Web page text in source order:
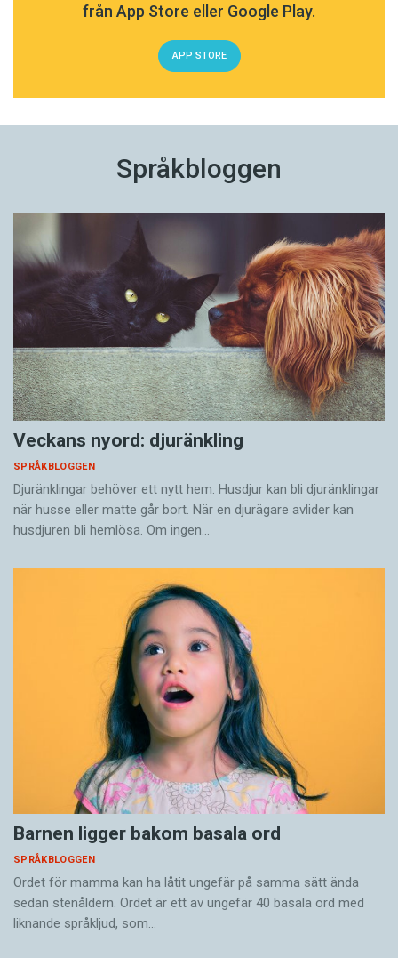
från App Store eller Google Play.
APP STORE
Språkbloggen
Veckans nyord: djuränkling
SPRÅKBLOGGEN
Djuränklingar behöver ett nytt hem. Husdjur kan bli djuränklingar
när husse eller matte går bort. När en djurägare avlider kan
husdjuren bli hemlösa. Om ingen…
Barnen ligger bakom basala ord
SPRÅKBLOGGEN
Ordet för mamma kan ha låtit ungefär på samma sätt ända
sedan stenåldern. Ordet är ett av ungefär 40 basala ord med
liknande språkljud, som…